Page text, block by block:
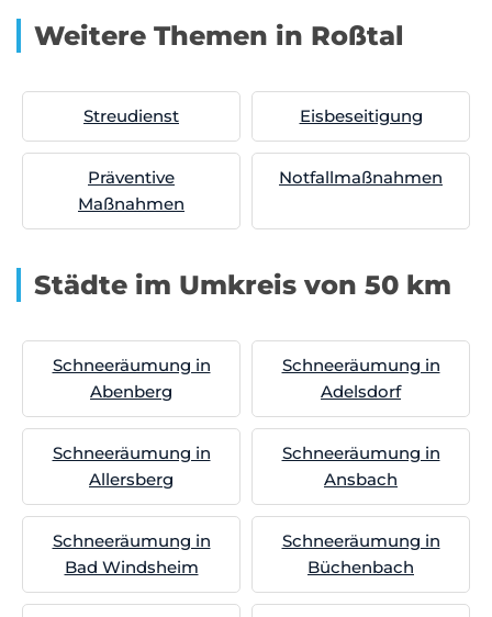
Weitere Themen in Roßtal
Streudienst Eisbeseitigung
Präventive
Maßnahmen
Notfallmaßnahmen
Städte im Umkreis von 50 km
Schneeräumung in
Abenberg
Schneeräumung in
Adelsdorf
Schneeräumung in
Allersberg
Schneeräumung in
Ansbach
Schneeräumung in
Bad Windsheim
Schneeräumung in
Büchenbach